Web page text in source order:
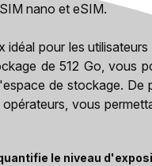
nano et eSIM.
pour les
de 512 Go, vous
de stockage. De
vous
le niveau